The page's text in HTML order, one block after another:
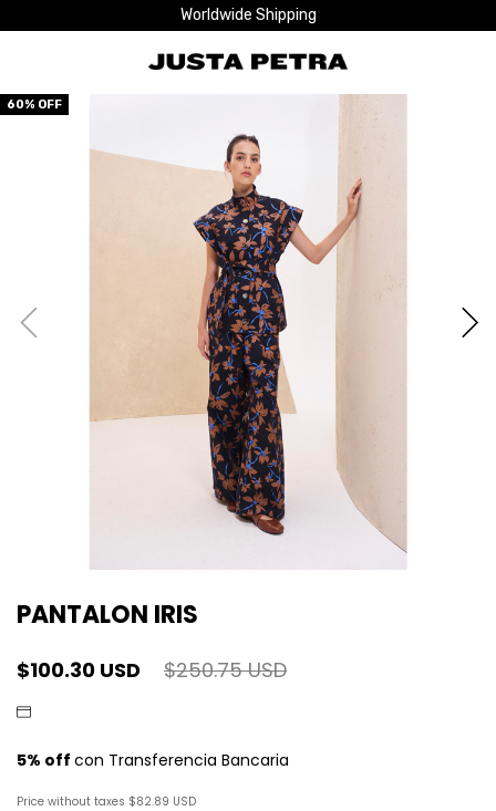
Worldwide Shipping
60% OFF
PANTALON IRIS
$100.30 USD $250.75 USD
Price without taxes $82.89 USD